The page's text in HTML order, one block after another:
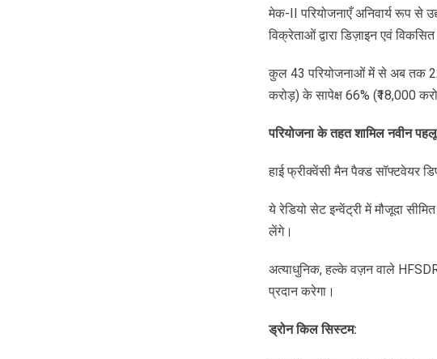
मेक-II परियोजनाएँ अनिवार्य रूप से
विक्रेताओं द्वारा डिज़ाइन एवं
कुल 43 परियोजनाओं में से अब तक 22
करोड़) के सापेक्ष 66% (₹18,000
परियोजना के तहत शामिल नवीन पहलू
हाई फ्रीक्वेंसी मैन पैक्ड सॉफ्टवेयर
ये रेडियो सेट इन्वेंट्री में मौजूदा
लेंगे।
अत्याधुनिक, हल्के वज़न वाले HFSDR
प्रदान करेगा।
ड्रोन किल सिस्टम: